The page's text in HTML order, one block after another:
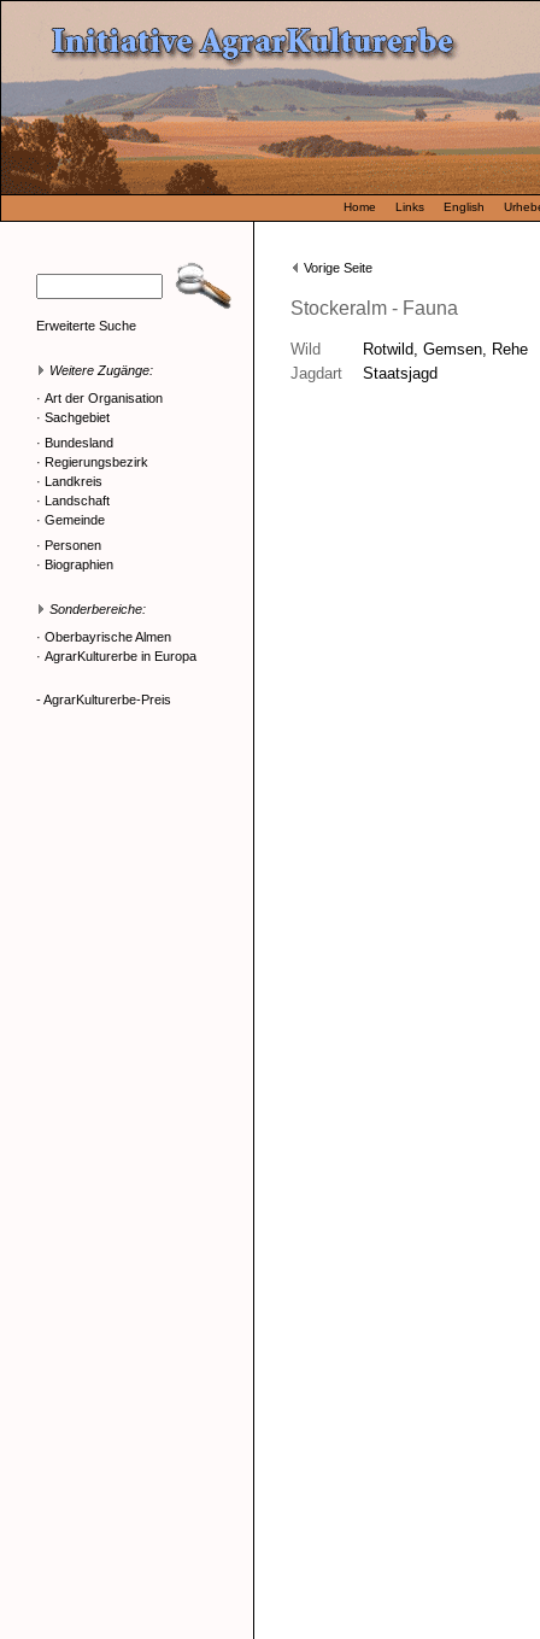
Home Links English
Erweiterte Suche
Weitere Zugänge:
· Art der Organisation
· Sachgebiet
· Bundesland
· Regierungsbezirk
· Landkreis
· Landschaft
· Gemeinde
· Personen
· Biographien
Sonderbereiche:
· Oberbayrische Almen
· AgrarKulturerbe in Europa
- AgrarKulturerbe-Preis
Vorige Seite
Stockeralm - Fauna
Wild
Rotwild, Gemsen, Rehe
Jagdart
Staatsjagd